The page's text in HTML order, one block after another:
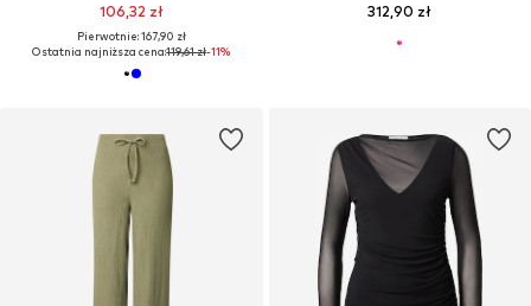
106,32 zł
Pierwotnie: 167,90 zł
Ostatnia najniższa cena:119,61 zł-11%
312,90 zł